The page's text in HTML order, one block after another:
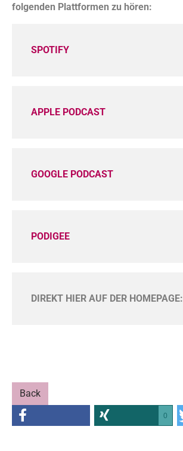
folgenden Plattformen zu hören:
SPOTIFY
APPLE PODCAST
GOOGLE PODCAST
PODIGEE
DIREKT HIER AUF DER HOMEPAGE:
Back
0